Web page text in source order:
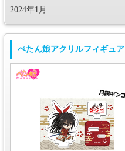
2024年1月
ぺたん娘アクリルフィギュア